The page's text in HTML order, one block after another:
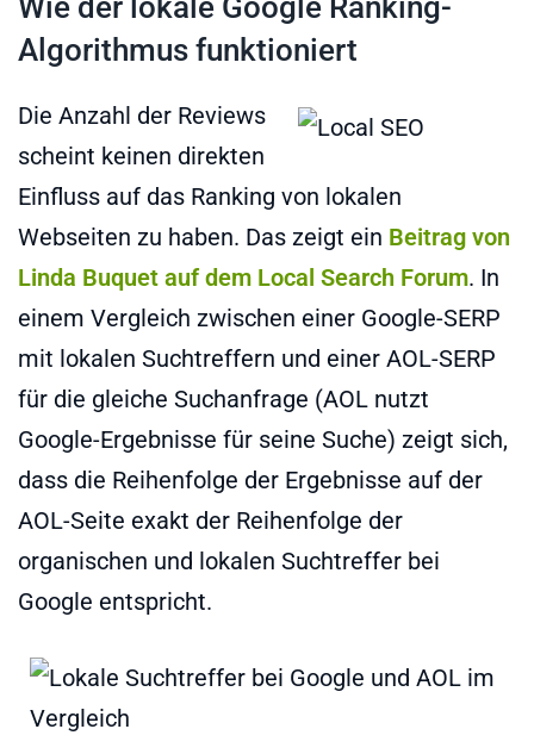
Algorithmus funktioniert
Die Anzahl der Reviews
scheint keinen direkten
Einfluss auf das Ranking von lokalen
Webseiten zu haben. Das zeigt ein Beitrag von
Linda Buquet auf dem Local Search Forum. In
einem Vergleich zwischen einer Google-SERP
mit lokalen Suchtreffern und einer AOL-SERP
für die gleiche Suchanfrage (AOL nutzt
Google-Ergebnisse für seine Suche) zeigt sich,
dass die Reihenfolge der Ergebnisse auf der
AOL-Seite exakt der Reihenfolge der
organischen und lokalen Suchtreffer bei
Google entspricht.